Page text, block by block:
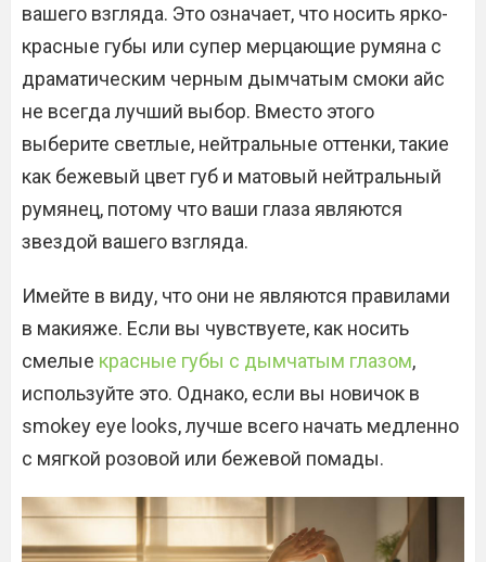
вашего взгляда. Это означает, что носить ярко-
красные губы или супер мерцающие румяна с
драматическим черным дымчатым смоки айс
не всегда лучший выбор. Вместо этого
выберите светлые, нейтральные оттенки, такие
как бежевый цвет губ и матовый нейтральный
румянец, потому что ваши глаза являются
звездой вашего взгляда.
Имейте в виду, что они не являются правилами
в макияже. Если вы чувствуете, как носить
смелые красные губы с дымчатым глазом,
используйте это. Однако, если вы новичок в
smokey eye looks, лучше всего начать медленно
с мягкой розовой или бежевой помады.